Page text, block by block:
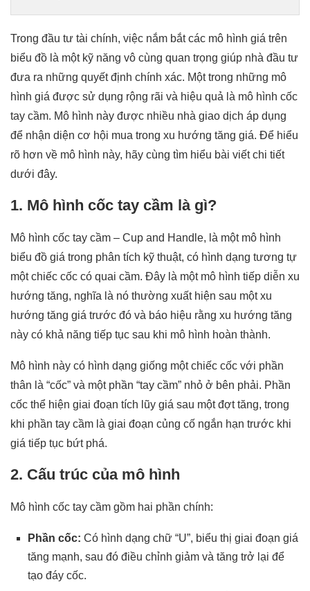
Trong đầu tư tài chính, việc nắm bắt các mô hình giá trên
biểu đồ là một kỹ năng vô cùng quan trọng giúp nhà đầu tư
đưa ra những quyết định chính xác. Một trong những mô
hình giá được sử dụng rộng rãi và hiệu quả là mô hình cốc
tay cầm. Mô hình này được nhiều nhà giao dịch áp dụng
để nhận diện cơ hội mua trong xu hướng tăng giá. Để hiểu
rõ hơn về mô hình này, hãy cùng tìm hiểu bài viết chi tiết
dưới đây.
1. Mô hình cốc tay cầm là gì?
Mô hình cốc tay cầm – Cup and Handle, là một mô hình
biểu đồ giá trong phân tích kỹ thuật, có hình dạng tương tự
một chiếc cốc có quai cầm. Đây là một mô hình tiếp diễn xu
hướng tăng, nghĩa là nó thường xuất hiện sau một xu
hướng tăng giá trước đó và báo hiệu rằng xu hướng tăng
này có khả năng tiếp tục sau khi mô hình hoàn thành.
Mô hình này có hình dạng giống một chiếc cốc với phần
thân là “cốc” và một phần “tay cầm” nhỏ ở bên phải. Phần
cốc thể hiện giai đoạn tích lũy giá sau một đợt tăng, trong
khi phần tay cầm là giai đoạn củng cố ngắn hạn trước khi
giá tiếp tục bứt phá.
2. Cấu trúc của mô hình
Mô hình cốc tay cầm gồm hai phần chính:
Phần cốc: Có hình dạng chữ “U”, biểu thị giai đoạn giá
tăng mạnh, sau đó điều chỉnh giảm và tăng trở lại để
tạo đáy cốc.